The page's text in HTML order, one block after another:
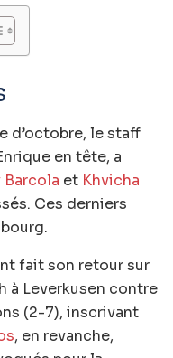
d’octobre, le staff
en tête, a
Barcola et Khvicha
Ces derniers
fait son retour sur
à Leverkusen contre
(2-7), inscrivant
, en revanche,